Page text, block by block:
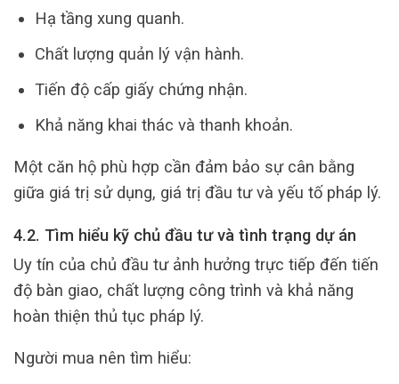
Hạ tầng xung quanh.
Chất lượng quản lý vận hành.
Tiến độ cấp giấy chứng nhận.
Khả năng khai thác và thanh khoản.
Một căn hộ phù hợp cần đảm bảo sự cân bằng
giữa giá trị sử dụng, giá trị đầu tư và yếu tố pháp lý.
4.2. Tìm hiểu kỹ chủ đầu tư và tình trạng dự án
Uy tín của chủ đầu tư ảnh hưởng trực tiếp đến tiến
độ bàn giao, chất lượng công trình và khả năng
hoàn thiện thủ tục pháp lý.
Người mua nên tìm hiểu: